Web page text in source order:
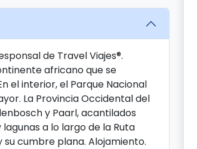
de Travel Viajes®.
africano que se
el interior, el Parque Nacional
La Provincia Occidental del
y Paarl, acantilados
a lo largo de la Ruta
su cumbre plana. Alojamiento.